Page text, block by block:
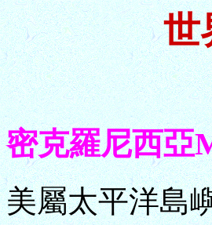
世
密克羅尼西亞
美屬太平洋島